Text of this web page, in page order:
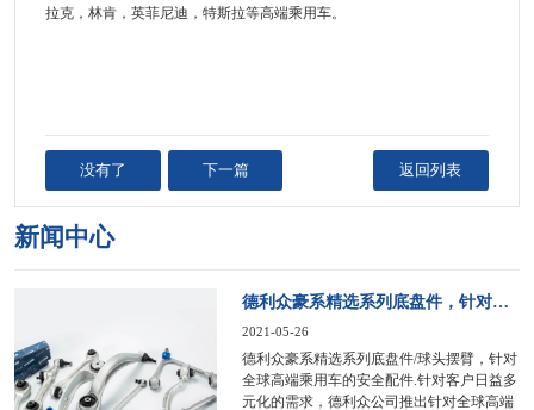
拉克，林肯，英菲尼迪，特斯拉等高端乘用车。
没有了 下一篇 返回列表
新闻中心
德利众豪系精选系列底盘件，针对全球高端乘用车的安全配件
2021-05-26
德利众豪系精选系列底盘件/球头摆臂，针对
全球高端乘用车的安全配件.针对客户日益多
元化的需求，德利众公司推出针对全球高端